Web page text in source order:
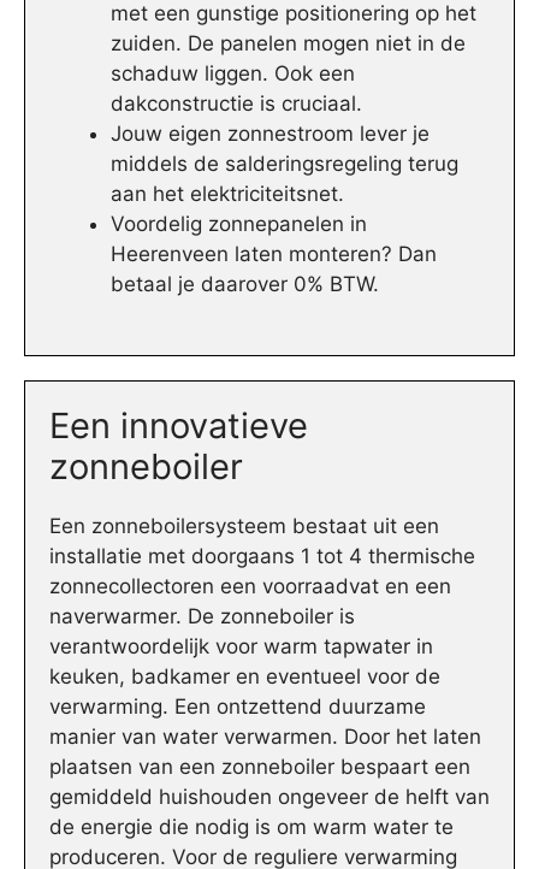
met een gunstige positionering op het
zuiden. De panelen mogen niet in de
schaduw liggen. Ook een
dakconstructie is cruciaal.
Jouw eigen zonnestroom lever je
middels de salderingsregeling terug
aan het elektriciteitsnet.
Voordelig zonnepanelen in
Heerenveen laten monteren? Dan
betaal je daarover 0% BTW.
Een innovatieve
zonneboiler
Een zonneboilersysteem bestaat uit een
installatie met doorgaans 1 tot 4 thermische
zonnecollectoren een voorraadvat en een
naverwarmer. De zonneboiler is
verantwoordelijk voor warm tapwater in
keuken, badkamer en eventueel voor de
verwarming. Een ontzettend duurzame
manier van water verwarmen. Door het laten
plaatsen van een zonneboiler bespaart een
gemiddeld huishouden ongeveer de helft van
de energie die nodig is om warm water te
produceren. Voor de reguliere verwarming